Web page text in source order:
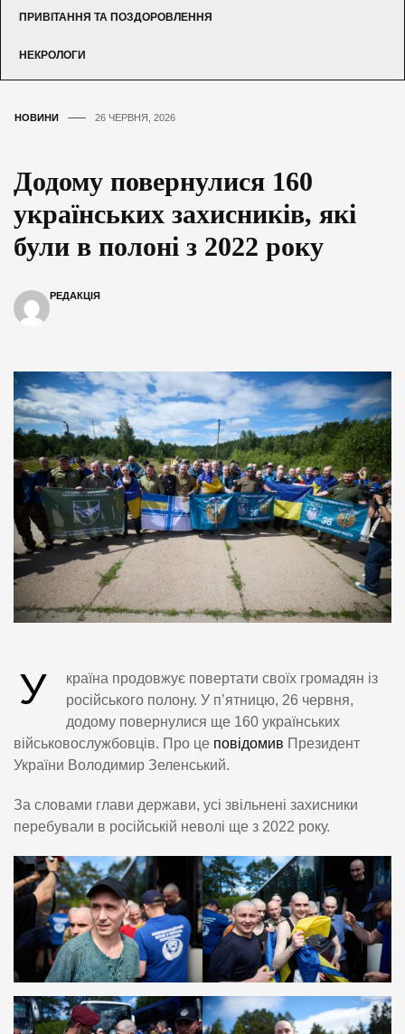
ПРИВІТАННЯ ТА ПОЗДОРОВЛЕННЯ
НЕКРОЛОГИ
НОВИНИ 26 ЧЕРВНЯ, 2026
Додому повернулися 160
українських захисників, які
були в полоні з 2022 року
РЕДАКЦІЯ
У
країна продовжує повертати своїх громадян із
російського полону. У п’ятницю, 26 червня,
додому повернулися ще 160 українських
військовослужбовців. Про це повідомив Президент
України Володимир Зеленський.
За словами глави держави, усі звільнені захисники
перебували в російській неволі ще з 2022 року.